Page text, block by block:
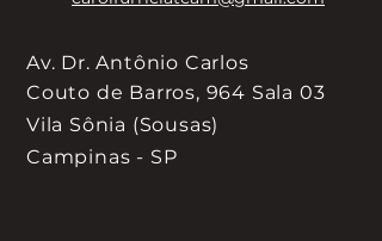
Av. Dr. Antônio Carlos
Couto de Barros, 964 Sala 03
Vila Sônia (Sousas)
Campinas - SP